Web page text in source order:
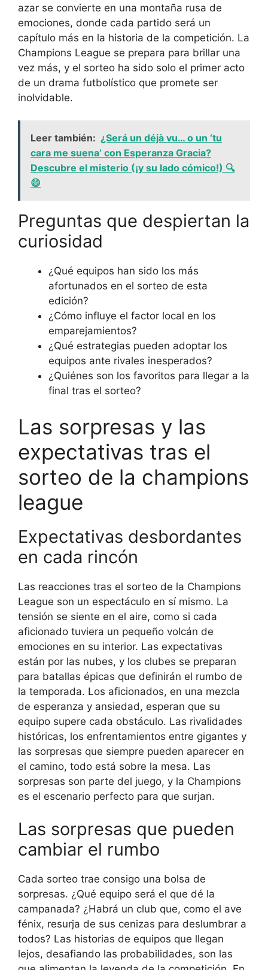
azar se convierte en una montaña rusa de
emociones, donde cada partido será un
capítulo más en la historia de la competición. La
Champions League se prepara para brillar una
vez más, y el sorteo ha sido solo el primer acto
de un drama futbolístico que promete ser
inolvidable.
Leer también: ¿Será un déjà vu… o un ‘tu
cara me suena’ con Esperanza Gracia?
Descubre el misterio (¡y su lado cómico!) 🔍
😄
Preguntas que despiertan la
curiosidad
¿Qué equipos han sido los más
afortunados en el sorteo de esta
edición?
¿Cómo influye el factor local en los
emparejamientos?
¿Qué estrategias pueden adoptar los
equipos ante rivales inesperados?
¿Quiénes son los favoritos para llegar a la
final tras el sorteo?
Las sorpresas y las
expectativas tras el
sorteo de la champions
league
Expectativas desbordantes
en cada rincón
Las reacciones tras el sorteo de la Champions
League son un espectáculo en sí mismo. La
tensión se siente en el aire, como si cada
aficionado tuviera un pequeño volcán de
emociones en su interior. Las expectativas
están por las nubes, y los clubes se preparan
para batallas épicas que definirán el rumbo de
la temporada. Los aficionados, en una mezcla
de esperanza y ansiedad, esperan que su
equipo supere cada obstáculo. Las rivalidades
históricas, los enfrentamientos entre gigantes y
las sorpresas que siempre pueden aparecer en
el camino, todo está sobre la mesa. Las
sorpresas son parte del juego, y la Champions
es el escenario perfecto para que surjan.
Las sorpresas que pueden
cambiar el rumbo
Cada sorteo trae consigo una bolsa de
sorpresas. ¿Qué equipo será el que dé la
campanada? ¿Habrá un club que, como el ave
fénix, resurja de sus cenizas para deslumbrar a
todos? Las historias de equipos que llegan
lejos, desafiando las probabilidades, son las